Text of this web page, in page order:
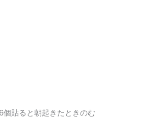
貼ると朝起きたときのむ